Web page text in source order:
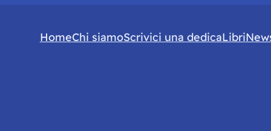
HomeChi siamoScrivici una dedicaLibri